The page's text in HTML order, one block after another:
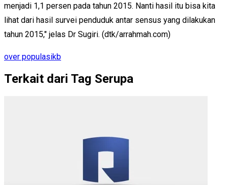
menjadi 1,1 persen pada tahun 2015. Nanti hasil itu bisa kita
lihat dari hasil survei penduduk antar sensus yang dilakukan
tahun 2015," jelas Dr Sugiri. (dtk/arrahmah.com)
over populasikb
Terkait dari Tag Serupa